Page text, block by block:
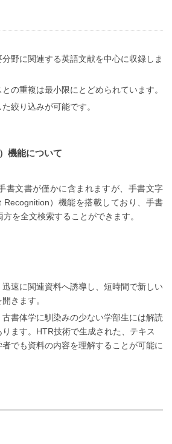
野に関連する英語文献を中心に収録しま
の重複は最小限にとどめられています。
絞り込みが可能です。
機能について
書文書が僅かに含まれますが、手書文字
Recognition）機能を搭載しており、手書
を全文検索することができます。
速に関連資料へ誘導し、短時間で新しい
きます。
書体学に馴染みの少ない学部生には解読
ます。HTR技術で生成された、テキス
者でも資料の内容を理解することが可能に